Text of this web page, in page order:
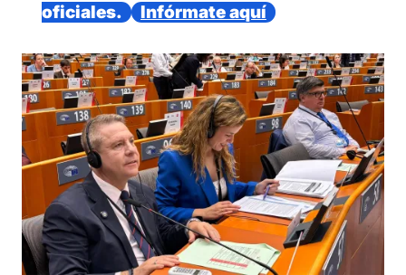
oficiales.
Infórmate aquí